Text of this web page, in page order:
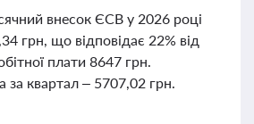
внесок ЄСВ у 2026 році
грн, що відповідає 22% від
плати 8647 грн.
за квартал – 5707,02 грн.